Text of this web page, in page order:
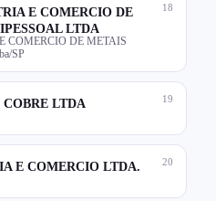
18
E COMERCIO DE
LTDA
COMERCIO DE METAIS
SP
19
LTDA
20
E COMERCIO LTDA.